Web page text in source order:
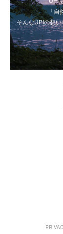
「
そんなUPIの想